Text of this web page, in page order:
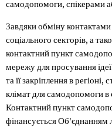
самодопомоги, спікерами
Завдяки обміну
соціального секторів, а
контактний пункт
мережу для просування
та її закріплення в
клімат для самодопомоги
Контактний пункт
фінансується Об'єднанням